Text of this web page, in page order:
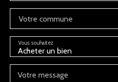
Votre commune
Acheter un bien
Vous souhaitez
Votre message